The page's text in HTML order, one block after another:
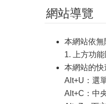
網站導覽
本網站依無
1. 上方功
本網站的快
Alt+U：選
Alt+C：中